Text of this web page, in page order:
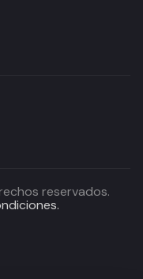
reservados.